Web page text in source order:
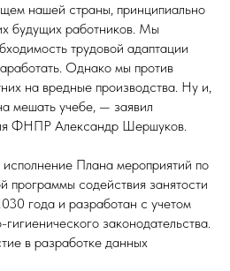
нашей страны, принципиально
будущих работников. Мы
трудовой адаптации
Однако мы против
на вредные производства. Ну и,
мешать учебе, — заявил
ФНПР Александр Шершуков.
Плана мероприятий по
программы содействия занятости
года и разработан с учетом
законодательства.
в разработке данных